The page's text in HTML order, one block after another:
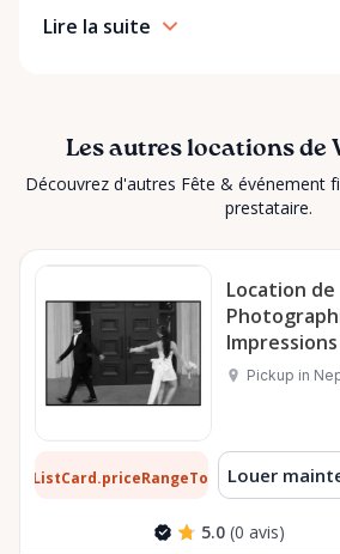
Lire la suite
Les autres locations de
Découvrez d'autres Fête & événement
prestataire.
Location de
Mariage à
Pickup in
ListCard.priceRangeTo par jour
Louer
5.0 (0 avis)